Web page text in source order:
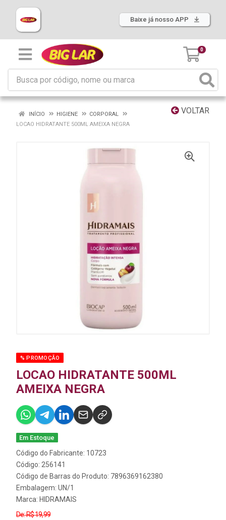
Baixe já nosso APP
0
VOLTAR
INÍCIO HIGIENE
CORPORAL
LOCAO HIDRATANTE 500ML AMEIXA NEGRA
% PROMOÇÃO
LOCAO HIDRATANTE 500ML
AMEIXA NEGRA
Em Estoque
Código do Fabricante: 10723
Código: 256141
Código de Barras do Produto: 7896369162380
Embalagem: UN/1
Marca: HIDRAMAIS
De: R$ 19,99